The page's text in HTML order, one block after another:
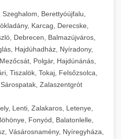
Berettyóújfalu,
Karcag, Derecske,
Debrecen, Balmazújváros,
Hajdúhadház, Nyíradony,
Polgár, Hajdúnánás,
Tiszalök, Tokaj, Felsőzsolca,
Zalaszentgrót
Lenti, Zalakaros, Letenye,
Fonyód, Balatonlelle,
Vásárosnamény, Nyíregyháza,